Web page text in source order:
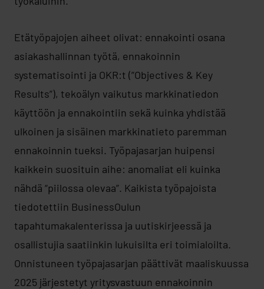
Etätyöpajojen aiheet olivat: ennakointi osana
asiakashallinnan työtä, ennakoinnin
systematisointi ja OKR:t (”Objectives & Key
Results”), tekoälyn vaikutus markkinatiedon
käyttöön ja ennakointiin sekä kuinka yhdistää
ulkoinen ja sisäinen markkinatieto paremman
ennakoinnin tueksi. Työpajasarjan huipensi
kaikkein suosituin aihe: anomaliat eli kuinka
nähdä “piilossa olevaa”. Kaikista työpajoista
tiedotettiin BusinessOulun
tapahtumakalenterissa ja uutiskirjeessä ja
osallistujia saatiinkin lukuisilta eri toimialoilta.
Onnistuneen työpajasarjan päättivät maaliskuussa
2025 järjestetyt yritysvastuun ennakoinnin